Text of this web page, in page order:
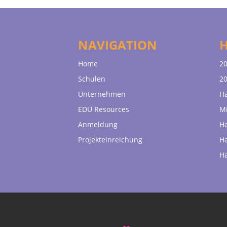
NAVIGATION
Home
Schulen
Unternehmen
EDU Resources
Anmeldung
Projekteinreichung